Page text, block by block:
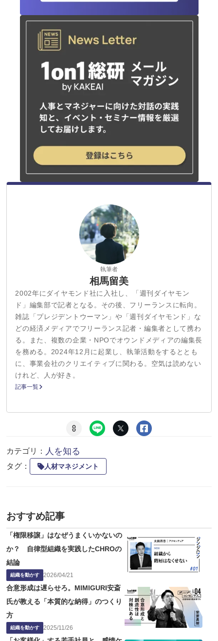
執筆者
相馬留美
2002年にダイヤモンド社に入社し、「週刊ダイヤモン
ド」編集部で記者となる。その後、フリーランスに転向。
雑誌「プレジデントウーマン」や「週刊ダイヤモンド」な
どの経済メディアでフリーランス記者・編集者として携わ
る。また、複数の企業・NPOでオウンドメディアの編集長
を務める。2024年12月に起業し、執筆活動をするととも
に、事業会社のクリエイティブに関わる。空気は読めない
けれど、人が好き。
記事一覧
カテゴリ： 人を知る
タグ： 人材マネジメント
おすすめ記事
「権限移譲」はなぜうまくいかないの
か？ 自律型組織を実践したCHROの
結論
組織を動かす 2026/04/21
合意形成は遅らせろ。MIMIGURI安斎
氏が教える「本質的な納得」のつくり
方
組織を動かす 2025/11/26